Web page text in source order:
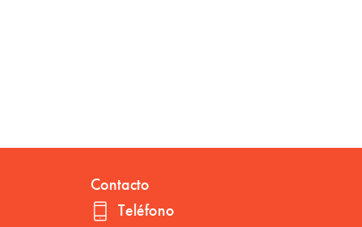
Contacto
Teléfono